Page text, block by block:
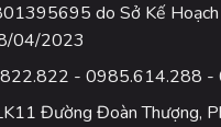
do Sở Kế Hoạch
04/2023
- 0985.614.288 -
Đường Đoàn Thượng,